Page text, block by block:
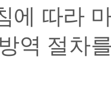
에 따라
역 절차